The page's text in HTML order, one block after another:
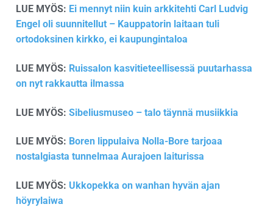
LUE MYÖS: Ei mennyt niin kuin arkkitehti Carl Ludvig
Engel oli suunnitellut – Kauppatorin laitaan tuli
ortodoksinen kirkko, ei kaupungintaloa
LUE MYÖS: Ruissalon kasvitieteellisessä puutarhassa
on nyt rakkautta ilmassa
LUE MYÖS: Sibeliusmuseo – talo täynnä musiikkia
LUE MYÖS: Boren lippulaiva Nolla-Bore tarjoaa
nostalgiasta tunnelmaa Aurajoen laiturissa
LUE MYÖS: Ukkopekka on wanhan hyvän ajan
höyrylaiwa